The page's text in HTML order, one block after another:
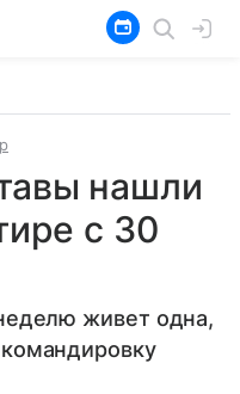
нашли
с 30
живет одна,